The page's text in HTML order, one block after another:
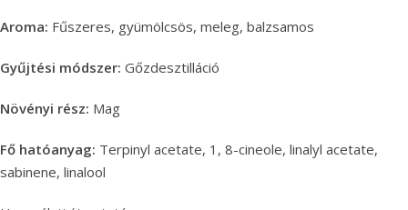
Aroma: Fűszeres, gyümölcsös, meleg, balzsamos
Gyűjtési módszer: Gőzdesztilláció
Növényi rész: Mag
Fő hatóanyag: Terpinyl acetate, 1, 8-cineole, linalyl acetate,
sabinene, linalool